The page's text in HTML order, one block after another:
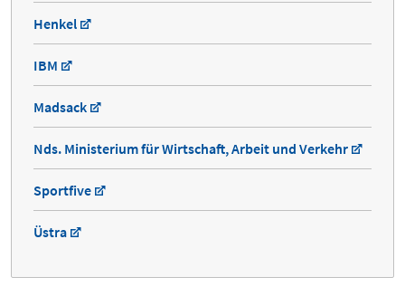
Henkel
IBM
Madsack
Nds. Ministerium für Wirtschaft, Arbeit und Verkehr
Sportfive
Üstra